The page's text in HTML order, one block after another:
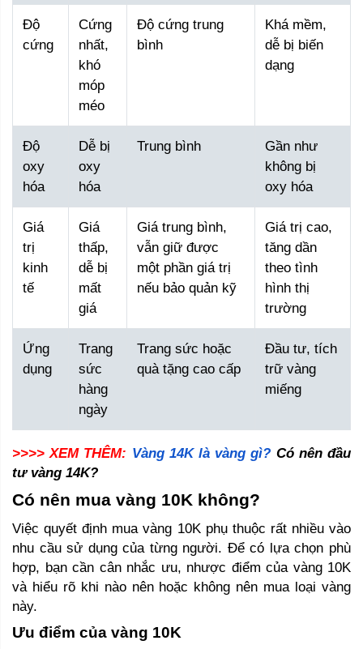
Độ
cứng
Cứng
nhất,
khó
móp
méo
Độ cứng trung
bình
Khá mềm,
dễ bị biến
dạng
Độ
oxy
hóa
Dễ bị
oxy
hóa
Trung bình
Gần như
không bị
oxy hóa
Giá
trị
kinh
tế
Giá
thấp,
dễ bị
mất
giá
Giá trung bình,
vẫn giữ được
một phần giá trị
nếu bảo quản kỹ
Giá trị cao,
tăng dần
theo tình
hình thị
trường
Ứng
dụng
Trang
sức
hàng
ngày
Trang sức hoặc
quà tặng cao cấp
Đầu tư, tích
trữ vàng
miếng
>>>> XEM THÊM: Vàng 14K là vàng gì? Có nên đầu
tư vàng 14K?
Có nên mua vàng 10K không?
Việc quyết định mua vàng 10K phụ thuộc rất nhiều vào
nhu cầu sử dụng của từng người. Để có lựa chọn phù
hợp, bạn cần cân nhắc ưu, nhược điểm của vàng 10K
và hiểu rõ khi nào nên hoặc không nên mua loại vàng
này.
Ưu điểm của vàng 10K